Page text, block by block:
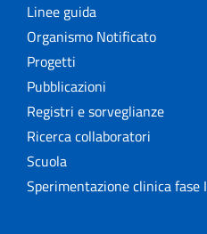
Linee guida
Organismo Notificato
Progetti
Pubblicazioni
Registri e sorveglianze
Ricerca collaboratori
Scuola
Sperimentazione clinica fase I